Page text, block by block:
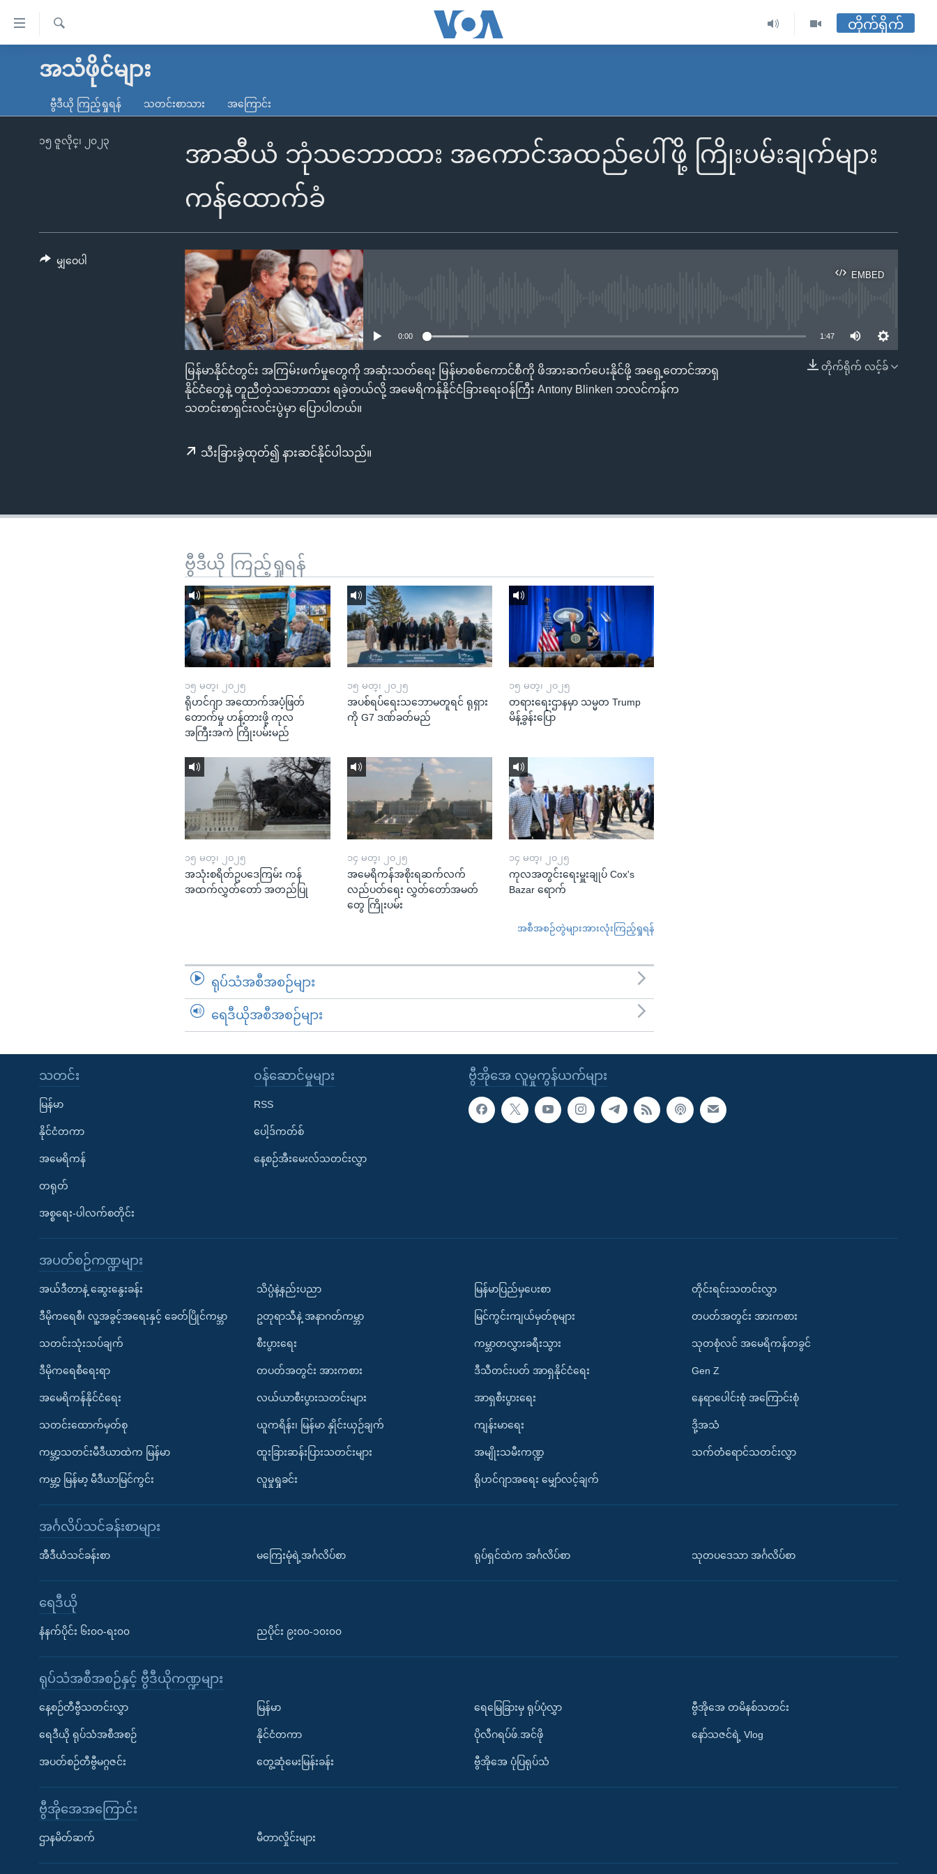
လွယ်ကူ
သည့်
မူလစာမျက်နှာ
ကမ္ဘာ့သတင်းများ
နိုင်ငံတကာ
မကြေးမုံရဲ့ အင်္ဂလိပ်စာ
ရေဒီယို
ရေဒီယိုနှင့်ရုပ်သံ အချက်အလက်များ
ရ
တိုက်ရိုက်
အသံဖိုင်များ
ဗွီဒီယို ကြည့်ရှုရန် သတင်းစာသား အကြောင်း
အာဆီယံ ဘုံသဘောထား အကောင်အထည်ပေါ်ဖို့ ကြိုးပမ်းချက်များ
ကန်ထောက်ခံ
၁၅ ဇူလိုင္၊ ၂၀၂၃
EMBED
EMBED
0:00 1:47
တိုက်ရိုက် လင့်ခ်
မြန်မာနိုင်ငံတွင်း အကြမ်းဖက်မှုတွေကို အဆုံးသတ်ရေး မြန်မာစစ်ကောင်စီကို ဖိအားဆက်ပေးနိုင်ဖို့ အရှေ့တောင်အာရှ
နိုင်ငံတွေနဲ့ တူညီတဲ့သဘောထား ရခဲ့တယ်လို့ အမေရိကန်နိုင်ငံခြားရေးဝန်ကြီး Antony Blinken ဘလင်ကန်က
သတင်းစာရှင်းလင်းပွဲမှာ ပြောပါတယ်။
သီးခြားခွဲထုတ်၍ နားဆင်နိုင်ပါသည်။
မျှဝေပါ
ဗွီဒီယို ကြည့်ရှုရန်
၁၅ မတ္၊ ၂၀၂၅
ရိုဟင်ဂျာ အထောက်အပံ့ဖြတ်
တောက်မှု ဟန့်တားဖို့ ကုလ
အကြီးအကဲ ကြိုးပမ်းမည်
၁၅ မတ္၊ ၂၀၂၅
အပစ်ရပ်ရေးသဘောမတူရင် ရုရှား
ကို G7 ဒဏ်ခတ်မည်
၁၅ မတ္၊ ၂၀၂၅
တရားရေးဌာနမှာ သမ္မတ Trump
မိန့်ခွန်းပြော
၁၅ မတ္၊ ၂၀၂၅
အသုံးစရိတ်ဥပဒေကြမ်း ကန်
အထက်လွှတ်တော် အတည်ပြု
၁၄ မတ္၊ ၂၀၂၅
အမေရိကန်အစိုးရဆက်လက်
လည်ပတ်ရေး လွှတ်တော်အမတ်
တွေ ကြိုးပမ်း
၁၄ မတ္၊ ၂၀၂၅
ကုလအတွင်းရေးမှူးချုပ် Cox's
Bazar ရောက်
အစီအစဉ်တွဲများအားလုံးကြည့်ရှုရန်
ရုပ်သံအစီအစဉ်များ
ရေဒီယိုအစီအစဉ်များ
ဗွီအိုအေ လူမှုကွန်ယက်များ
သတင်း
မြန်မာ
နိုင်ငံတကာ
အမေရိကန်
တရုတ်
အစ္စရေး-ပါလက်စတိုင်း
၀န်ဆောင်မှုများ
RSS
ပေါ့ဒ်ကတ်စ်
နေ့စဉ်အီးမေးလ်သတင်းလွှာ
အပတ်စဉ်ကဏ္ဍများ
အယ်ဒီတာနဲ့ ဆွေးနွေးခန်း
ဒီမိုကရေစီ၊ လူ့အခွင့်အရေးနှင့် ခေတ်ပြိုင်ကမ္ဘာ
သတင်းသုံးသပ်ချက်
ဒီမိုကရေစီရေးရာ
အမေရိကန်နိုင်ငံရေး
သတင်းထောက်မှတ်စု
ကမ္ဘာ့သတင်းမီဒီယာထဲက မြန်မာ
ကမ္ဘာ့ မြန်မာ့ မီဒီယာမြင်ကွင်း
သိပ္ပံနဲ့နည်းပညာ
ဥတုရာသီနဲ့ အနာဂတ်ကမ္ဘာ
စီးပွားရေး
တပတ်အတွင်း အားကစား
လယ်ယာစီးပွားသတင်းများ
ယူကရိန်း၊ မြန်မာ နှိုင်းယှဉ်ချက်
ထူးခြားဆန်းပြားသတင်းများ
လူမှုရှုခင်း
မြန်မာပြည်မှပေးစာ
မြင်ကွင်းကျယ်မှတ်စုများ
ကမ္ဘာတလွှားခရီးသွား
ဒီသီတင်းပတ် အာရှနိုင်ငံရေး
အာရှစီးပွားရေး
ကျန်းမာရေး
အမျိုးသမီးကဏ္ဍ
ရိုဟင်ဂျာအရေး မျှော်လင့်ချက်
တိုင်းရင်းသတင်းလွှာ
တပတ်အတွင်း အားကစား
သုတစုံလင် အမေရိကန်တခွင်
Gen Z
နေရာပေါင်းစုံ အကြောင်းစုံ
ဒို့အသံ
သက်တံရောင်သတင်းလွှာ
အင်္ဂလိပ်သင်ခန်းစာများ
အီဒီယံသင်ခန်းစာ မကြေးမုံရဲ့အင်္ဂလိပ်စာ ရုပ်ရှင်ထဲက အင်္ဂလိပ်စာ သုတပဒေသာ အင်္ဂလိပ်စာ
ရေဒီယို
နံနက်ပိုင်း ၆း၀၀-ရး၀၀ ညပိုင်း ၉း၀၀-၁၀း၀၀
ရုပ်သံအစီအစဉ်နှင့် ဗွီဒီယိုကဏ္ဍများ
နေ့စဉ်တီဗွီသတင်းလွှာ
ရေဒီယို ရုပ်သံအစီအစဉ်
အပတ်စဉ်တီဗွီမဂ္ဂဇင်း
မြန်မာ
နိုင်ငံတကာ
တွေ့ဆုံမေးမြန်းခန်း
ရေမြေခြားမှ ရုပ်ပုံလွှာ
ပိုလီဂရပ်ဖ်.အင်ဖို
ဗွီအိုအေ ပုံပြရုပ်သံ
ဗွီအိုအေ တမိနစ်သတင်း
နော်သဇင်ရဲ့ Vlog
ဗွီအိုအေအကြောင်း
ဌာနမိတ်ဆက် မီတာလှိုင်းများ